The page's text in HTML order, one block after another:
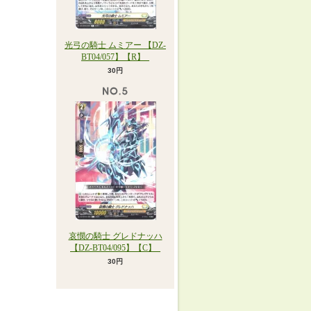
光弓の騎士 ムミアー 【DZ-
BT04/057】【R】_
30円
哀憫の騎士 グレドナッハ
【DZ-BT04/095】【C】_
30円